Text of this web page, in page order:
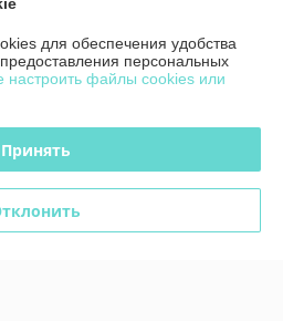
для обеспечения удобства
персональных
настроить файлы cookies или
Принять